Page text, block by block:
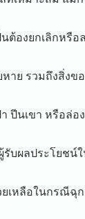
องยกเลิกหรือล
ย รวมถึงสิ่งขอ
นเขา หรือล่อง
รับผลประโยชน์
เหลือในกรณีฉุ